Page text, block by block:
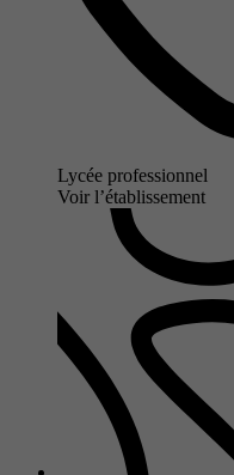
Lycée professionnel
Voir l’établissement